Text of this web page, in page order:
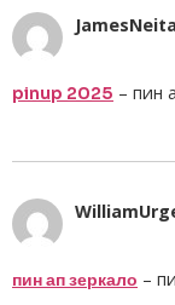
JamesNeita
pinup 2025 – пин
пин ап зеркало –